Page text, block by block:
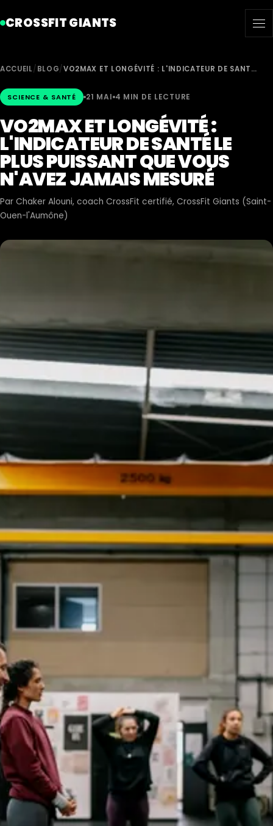
CROSSFIT GIANTS
ACCUEIL/ BLOG/VO2MAX ET LONGÉVITÉ : L'INDICATEUR DE SANT…
SCIENCE & SANTÉ 21 MAI 4 MIN DE LECTURE
VO2MAX ET LONGÉVITÉ :
L'INDICATEUR DE SANTÉ LE
PLUS PUISSANT QUE VOUS
N'AVEZ JAMAIS MESURÉ
Par Chaker Alouni, coach CrossFit certifié, CrossFit Giants (Saint-
Ouen-l'Aumône)